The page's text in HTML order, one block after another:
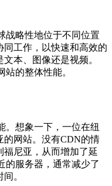
战略性地位于不同位置
同工作，以快速和高效的
本、图像还是视频。
的整体性能。
。想象一下，一位在纽
的网站。没有CDN的情
尼亚，从而增加了延
的服务器，通常减少了
。